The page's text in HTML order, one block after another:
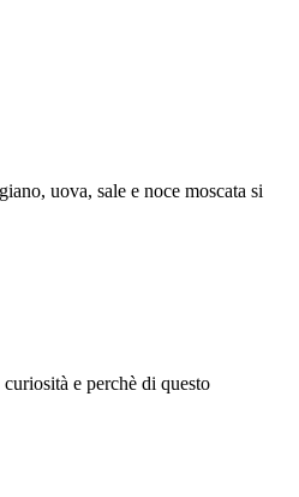
uova, sale e noce moscata si
e perchè di questo